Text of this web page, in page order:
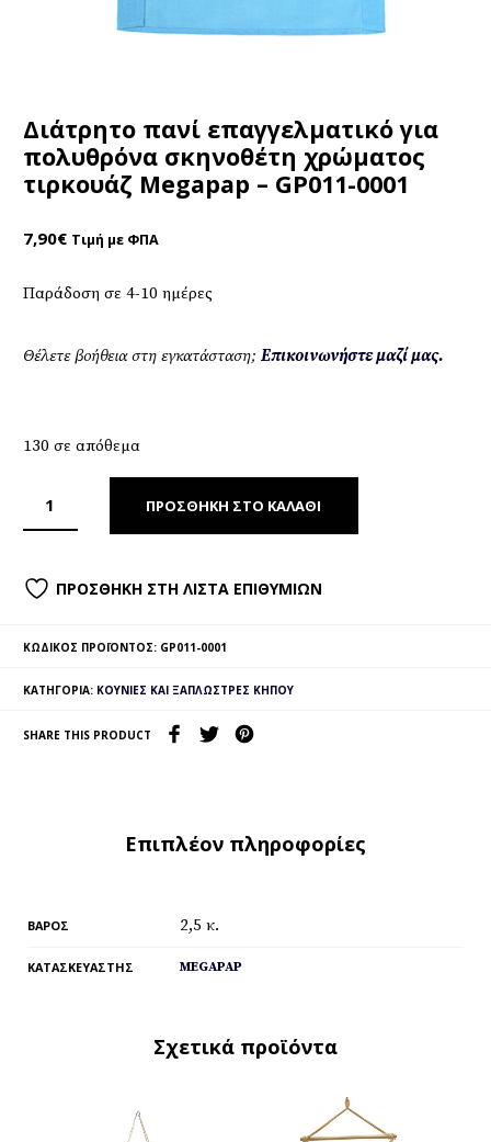
Διάτρητο πανί επαγγελματικό για
πολυθρόνα σκηνοθέτη χρώματος
τιρκουάζ Megapap – GP011-0001
7,90€ Τιμή με ΦΠΑ
Παράδοση σε 4-10 ημέρες
Θέλετε βοήθεια στη εγκατάσταση; Επικοινωνήστε μαζί μας.
130 σε απόθεμα
ΠΡΟΣΘΉΚΗ ΣΤΟ ΚΑΛΆΘΙ
ΠΡΟΣΘΉΚΗ ΣΤΗ ΛΊΣΤΑ ΕΠΙΘΥΜΙΏΝ
ΚΩΔΙΚΌΣ ΠΡΟΪΌΝΤΟΣ: GP011-0001
ΚΑΤΗΓΟΡΊΑ: ΚΟΎΝΙΕΣ ΚΑΙ ΞΑΠΛΏΣΤΡΕΣ ΚΉΠΟΥ
SHARE THIS PRODUCT
Επιπλέον πληροφορίες
ΒΆΡΟΣ 2,5 κ.
ΚΑΤΑΣΚΕΥΑΣΤΉΣ MEGAPAP
Σχετικά προϊόντα